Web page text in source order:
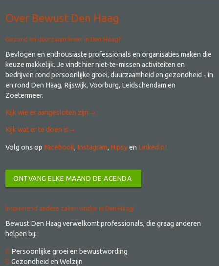
Over Bewust Den Haag
Gezond en duurzaam leven in Den Haag?
Bevlogen en enthousiaste professionals en organisaties maken die
keuze makkelijk. Je vindt hier niet-te-missen activiteiten en
bedrijven rond persoonlijke groei, duurzaamheid en gezondheid - in
en rond Den Haag, Rijswijk, Voorburg, Leidschendam en
Zoetermeer.
Kijk wie er aangesloten zijn→
​Kijk wat er te doen is→
Volg ons op Facebook, Instagram, Hipsyen LinkedIn!
ONTVANG ELKE MAAND DE AGENDA
Inspirerend andere zaken vind je in Den Haag!
Bewust Den Haag verwelkomt professionals, die graag anderen
helpen bij:
Persoonlijke groei en bewustwording
Gezondheid en Welzijn